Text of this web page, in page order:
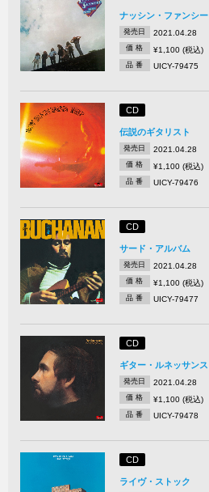
ナッシン・ファンシー
発売日 2021.04.28
価 格 ¥1,100 (税込)
品 番 UICY-79475
CD
伝説のギタリスト
発売日 2021.04.28
価 格 ¥1,100 (税込)
品 番 UICY-79476
CD
サード・アルバム
発売日 2021.04.28
価 格 ¥1,100 (税込)
品 番 UICY-79477
CD
ギター・ルネッサンス
発売日 2021.04.28
価 格 ¥1,100 (税込)
品 番 UICY-79478
CD
ライヴ・ストック